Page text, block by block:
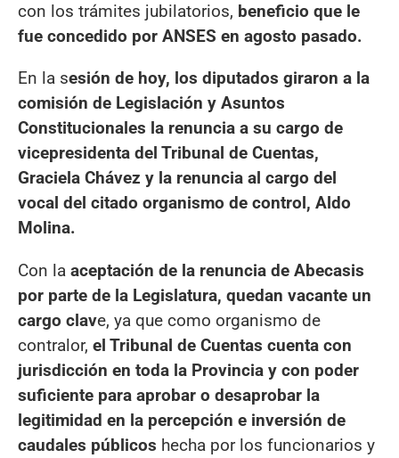
con los trámites jubilatorios, beneficio que le
fue concedido por ANSES en agosto pasado.
En la sesión de hoy, los diputados giraron a la
comisión de Legislación y Asuntos
Constitucionales la renuncia a su cargo de
vicepresidenta del Tribunal de Cuentas,
Graciela Chávez y la renuncia al cargo del
vocal del citado organismo de control, Aldo
Molina.
Con la aceptación de la renuncia de Abecasis
por parte de la Legislatura, quedan vacante un
cargo clave, ya que como organismo de
contralor, el Tribunal de Cuentas cuenta con
jurisdicción en toda la Provincia y con poder
suficiente para aprobar o desaprobar la
legitimidad en la percepción e inversión de
caudales públicos hecha por los funcionarios y